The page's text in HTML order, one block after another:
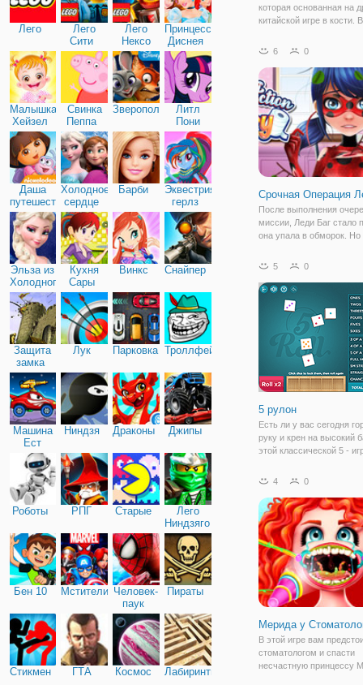
Лего
Лего
Сити
Лего
Нексо
Найтс
Принцессы
Диснея
Малышка
Хейзел
Свинка
Пеппа
Зверополис
Литл
Пони
Дружба
Даша
путешественница
Холодное
сердце
Барби
Эквестрия
герлз
Эльза из
Холодного
сердца
Кухня
Сары
Винкс Снайпер
Защита
замка
Лук Парковка Троллфейс
Машина
Ест
Машину
Ниндзя Драконы Джипы
Роботы РПГ Старые
Лего
Ниндзяго
Бен 10 Мстители Человек-
паук
Пираты
Стикмен ГТА Космос Лабиринты
которая основанная на
китайской игре в кости.
головоломок с
игру и отправляйтесь в
длительное
6 0
Срочная Операция
После выполнения
миссии, Леди Баг стало
она упала в обморок. Но
вы можете ей помочь. В
доктора и вам нужно
5 0
5 рулон
Есть ли у вас сегодня
руку и крен на высокий
этой классической 5 -
игры в кости, свернуть
полные залы, и
4 0
Мерида у
В этой игре вам
стоматологом и спасти
несчастную принцессу